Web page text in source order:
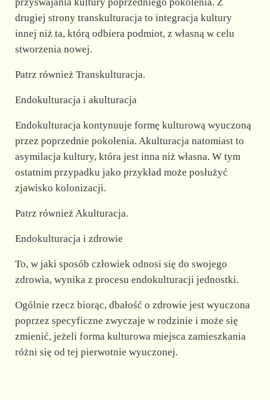
drugiej strony transkulturacja to integracja kultury
innej niż ta, którą odbiera podmiot, z własną w celu
stworzenia nowej.
Patrz również Transkulturacja.
Endokulturacja i akulturacja
Endokulturacja kontynuuje formę kulturową wyuczoną
przez poprzednie pokolenia. Akulturacja natomiast to
asymilacja kultury, która jest inna niż własna. W tym
ostatnim przypadku jako przykład może posłużyć
zjawisko kolonizacji.
Patrz również Akulturacja.
Endokulturacja i zdrowie
To, w jaki sposób człowiek odnosi się do swojego
zdrowia, wynika z procesu endokulturacji jednostki.
Ogólnie rzecz biorąc, dbałość o zdrowie jest wyuczona
poprzez specyficzne zwyczaje w rodzinie i może się
zmienić, jeżeli forma kulturowa miejsca zamieszkania
różni się od tej pierwotnie wyuczonej.